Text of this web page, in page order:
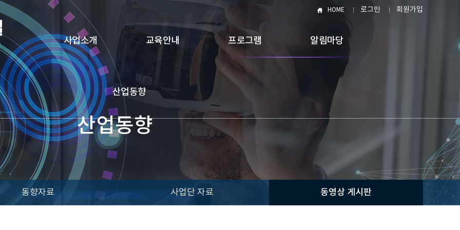
HOME 로그인 회원가입
사업소개 교육안내 프로그램 알림마당
산업동향
산업동향
동향자료 사업단 자료 동영상 게시판